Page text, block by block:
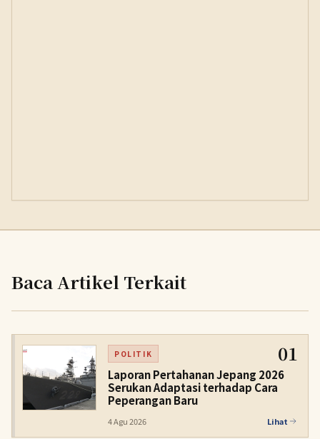
Baca Artikel Terkait
POLITIK 01
Laporan Pertahanan Jepang 2026
Serukan Adaptasi terhadap Cara
Peperangan Baru
4 Agu 2026 Lihat